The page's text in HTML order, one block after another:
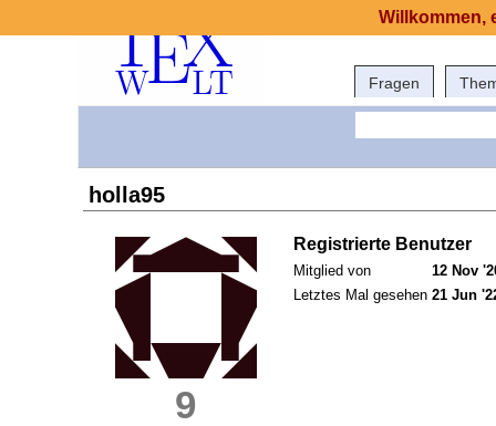
Fragen
holla95
9
Registrierte Benutzer
Mitglied von
12 Nov
Letztes Mal gesehen 21 Jun
Willkommen,